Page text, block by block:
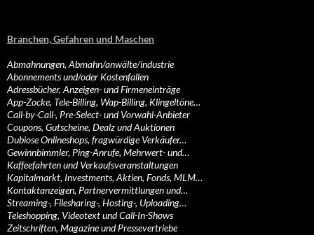
Branchen, Gefahren und Maschen
Abmahnungen, Abmahn/anwälte/industrie
Abonnements und/oder Kostenfallen
Adressbücher, Anzeigen- und Firmeneinträge
App-Zocke, Tele-Billing, Wap-Billing, Klingeltöne…
Call-by-Call-, Pre-Select- und Vorwahl-Anbieter
Coupons, Gutscheine, Dealz und Auktionen
Dubiose Onlineshops, fragwürdige Verkäufer…
Gewinnbimmler, Ping-Anrufe, Mehrwert- und…
Kaffeefahrten und Verkaufsveranstaltungen
Kapitalmarkt, Investments, Aktien, Fonds, MLM…
Kontaktanzeigen, Partnervermittlungen und…
Streaming-, Filesharing-, Hosting-, Uploading…
Teleshopping, Videotext und Call-In-Shows
Zeitschriften, Magazine und Pressevertriebe